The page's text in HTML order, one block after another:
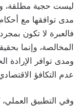
ليست حجية مطلقة،
مدى توافقها مع
فالعبرة لا تكون
المخالصة، وإنما
ومدى توافر الإرادة
عدم التكافؤ
وفي التطبيق العملي،